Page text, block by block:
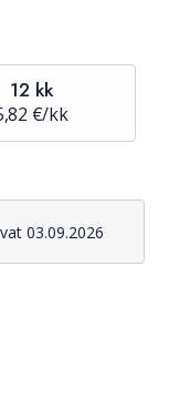
12 kk
€/kk
03.09.2026